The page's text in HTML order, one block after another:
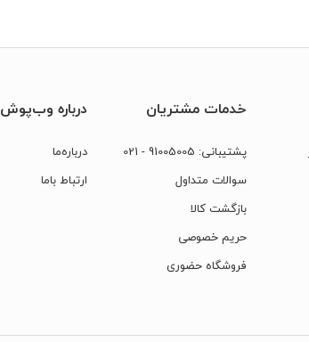
خدمات مشتریان
پشتیبانی: 91005005
- 021
سوالات متداول
بازگشت کالا
حریم خصوصی
فروشگاه حضوری
درباره وب‌پوش
درباره‌ما
ارتباط‌ با‌ما